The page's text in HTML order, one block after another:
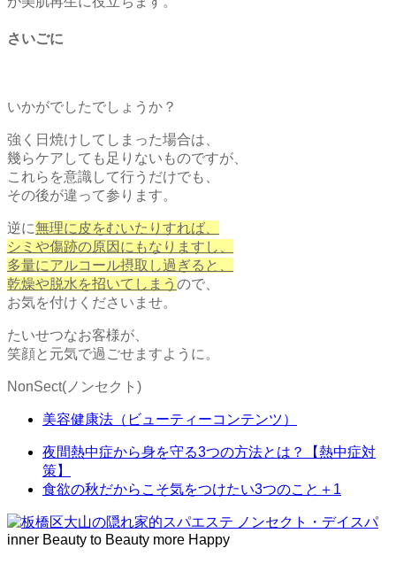
さいごに
いかがでしたでしょうか？
強く日焼けしてしまった場合は、
幾らケアしても足りないものですが、
これらを意識して行うだけでも、
その後が違って参ります。
逆に無理に皮をむいたりすれば、
シミや傷跡の原因にもなりますし、
多量にアルコール摂取し過ぎると、
乾燥や脱水を招いてしまう ので、
お気を付けくださいませ。
たいせつなお客様が、
笑顔と元気で過ごせますように。
NonSect(ノンセクト)
美容健康法（ビューティーコンテンツ）
夜間熱中症から身を守る3つの方法とは？【熱中症対
策】
食欲の秋だからこそ気をつけたい3つのこと＋1
inner Beauty to Beauty more Happy